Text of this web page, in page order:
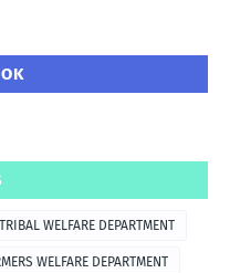
WELFARE DEPARTMENT
WELFARE DEPARTMENT